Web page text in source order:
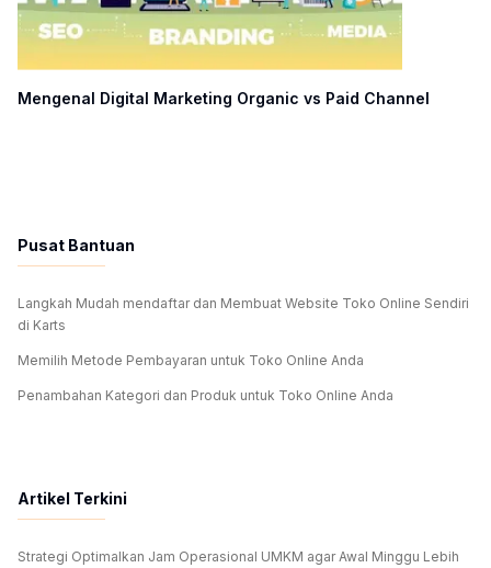
Mengenal Digital Marketing Organic vs Paid Channel
Pusat Bantuan
Langkah Mudah mendaftar dan Membuat Website Toko Online Sendiri
di Karts
Memilih Metode Pembayaran untuk Toko Online Anda
Penambahan Kategori dan Produk untuk Toko Online Anda
Artikel Terkini
Strategi Optimalkan Jam Operasional UMKM agar Awal Minggu Lebih